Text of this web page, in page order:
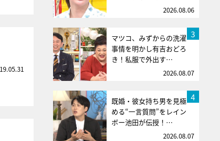
2026.08.06
3
マツコ、みずからの洗濯
事情を明かし有吉おどろ
き！私服で外出す…
2026.08.07
4
既婚・彼女持ち男を見極
める“一言質問”をレイン
ボー池田が伝授！…
2026.08.07